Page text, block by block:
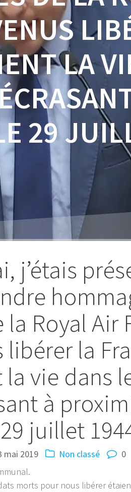
LA
29
j’étais
Royal Air
la
vie dans
à
juillet
mai 2019 Non classé
0
morts pour nous libérer